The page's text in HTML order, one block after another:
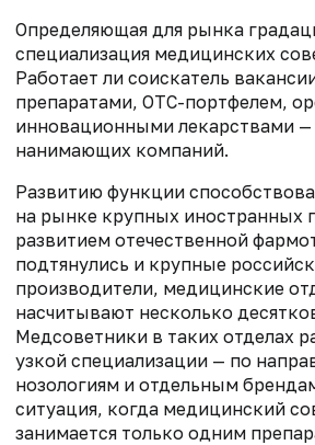
Определяющая для рынка
специализация медицинских
Работает ли соискатель
препаратами, ОТС-портфелем,
инновационными лекарствами —
нанимающих компаний.
Развитию функции
на рынке крупных иностранных
развитием отечественной
подтянулись и крупные
производители, медицинские
насчитывают несколько
Медсоветники в таких отделах
узкой специализации — по
нозологиям и отдельным
ситуация, когда медицинский
занимается только одним